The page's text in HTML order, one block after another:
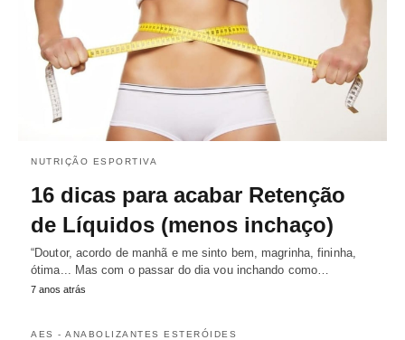
NUTRIÇÃO ESPORTIVA
16 dicas para acabar Retenção
de Líquidos (menos inchaço)
“Doutor, acordo de manhã e me sinto bem, magrinha, fininha,
ótima... Mas com o passar do dia vou inchando como…
7 anos atrás
AES - ANABOLIZANTES ESTERÓIDES